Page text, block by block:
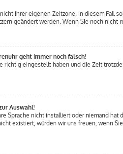
Ihrer eigenen Zeitzone. In diesem Fall
geändert werden. Wenn Sie noch nicht
geht immer noch falsch!
richtig eingestellt haben und die Zeit
Auswahl!
Sprache nicht installiert oder niemand hat
existiert, würden wir uns freuen, wenn